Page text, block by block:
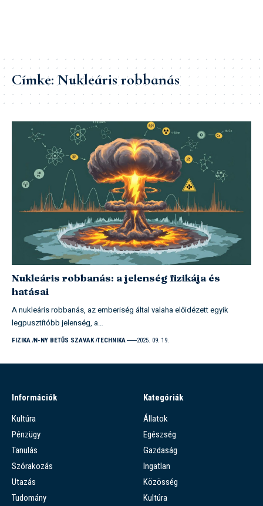
Címke:Nukleáris robbanás
Nukleáris robbanás: a jelenség fizikája és
hatásai
A nukleáris robbanás, az emberiség által valaha előidézett egyik
legpusztítóbb jelenség, a…
FIZIKA N-NY BETŰS SZAVAK TECHNIKA 2025. 09. 19.
Információk
Kultúra
Pénzügy
Tanulás
Szórakozás
Utazás
Tudomány
Kategóriák
Állatok
Egészség
Gazdaság
Ingatlan
Közösség
Kultúra